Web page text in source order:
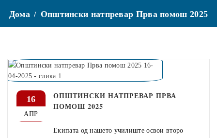
Дома Општински натпревар Прва помош 2025
16
АПР
ОПШТИНСКИ НАТПРЕВАР ПРВА
ПОМОШ 2025
Екипата од нашето училиште освои второ